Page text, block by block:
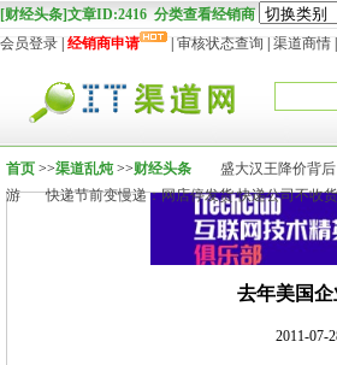
[财经头条]文章ID:2416 分类查看经销商
会员登录 经销商申请 审核状态查询 渠道商情
首页 >>渠道乱炖>>财经头条
盛大汉王降价背
游
快递节前变慢递：网店停发货 快递公司不收货
去年美国
2011-07-